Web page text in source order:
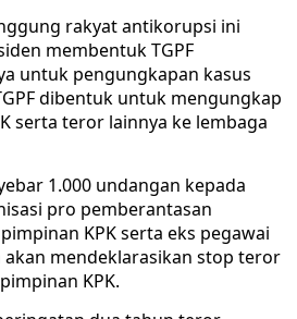
rakyat antikorupsi ini
membentuk TGPF
untuk pengungkapan kasus
dibentuk untuk mengungkap
serta teror lainnya ke lembaga
1.000 undangan kepada
pro pemberantasan
KPK serta eks pegawai
akan mendeklarasikan stop teror
KPK.